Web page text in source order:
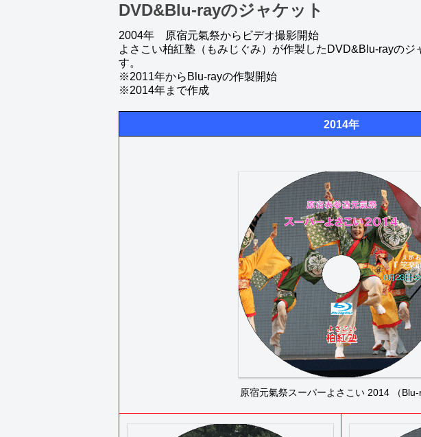
DVD&Blu-rayのジャケット
2004年 原宿元氣祭からビデオ撮影開始
よさこい柏紅塾（もみじぐみ）が作製したDVD&Blu-rayの
す。
※2011年からBlu-rayの作製開始
※2014年まで作成
2014年
原宿元氣祭スーパーよさこい 2014 （Blu-